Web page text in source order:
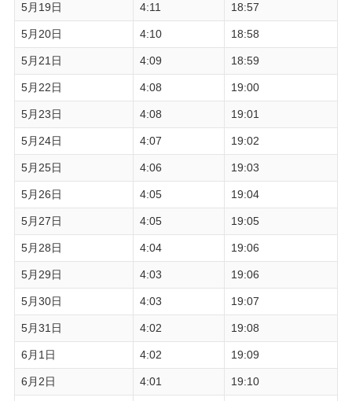
5月19日 4:11 18:57
5月20日 4:10 18:58
5月21日 4:09 18:59
5月22日 4:08 19:00
5月23日 4:08 19:01
5月24日 4:07 19:02
5月25日 4:06 19:03
5月26日 4:05 19:04
5月27日 4:05 19:05
5月28日 4:04 19:06
5月29日 4:03 19:06
5月30日 4:03 19:07
5月31日 4:02 19:08
6月1日 4:02 19:09
6月2日 4:01 19:10